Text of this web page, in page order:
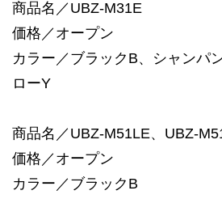
商品名／UBZ-M31E
価格／オープン
カラー／ブラックB、シャンパ
ローY
商品名／UBZ-M51LE、UBZ-
価格／オープン
カラー／ブラックB